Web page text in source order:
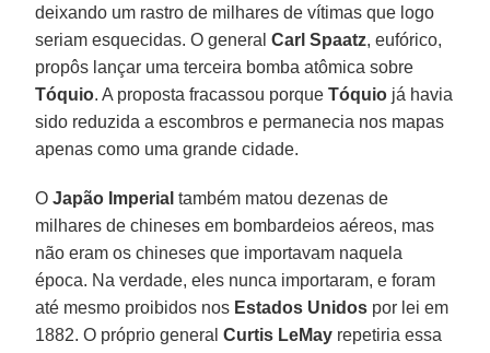
deixando um rastro de milhares de vítimas que logo
seriam esquecidas. O generalCarl Spaatz, eufórico,
propôs lançar uma terceira bomba atômica sobre
Tóquio. A proposta fracassou porqueTóquio já havia
sido reduzida a escombros e permanecia nos mapas
apenas como uma grande cidade.
OJapão Imperial também matou dezenas de
milhares de chineses em bombardeios aéreos, mas
não eram os chineses que importavam naquela
época. Na verdade, eles nunca importaram, e foram
até mesmo proibidos nos Estados Unidos por lei em
1882. O próprio general Curtis LeMay repetiria essa